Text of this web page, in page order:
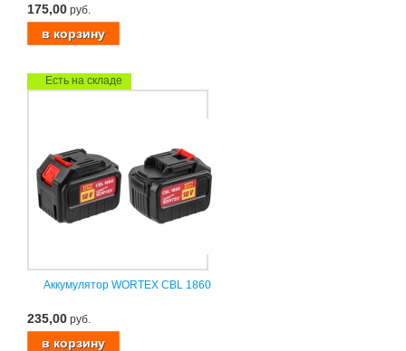
175,00 руб.
Есть на складе
Аккумулятор WORTEX CBL 1860
235,00 руб.